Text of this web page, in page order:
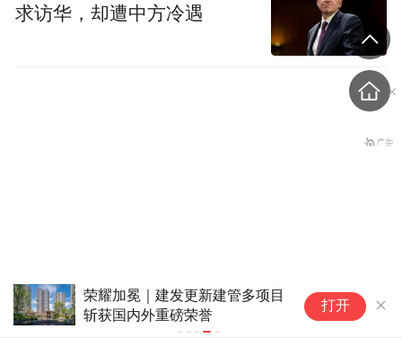
荣耀加冕｜建发更新建管多项目
斩获国内外重磅荣誉
打开
求访华，却遭中方冷遇
泰国总理回应校园枪击事